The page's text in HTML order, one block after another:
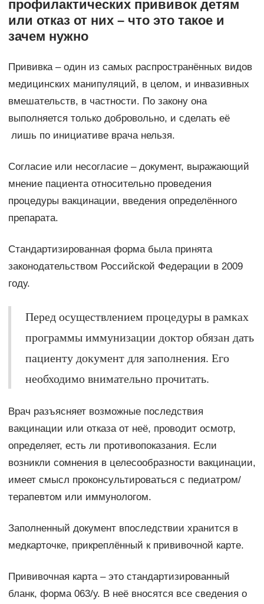
профилактических прививок детям
или отказ от них – что это такое и
зачем нужно
Прививка – один из самых распространённых видов
медицинских манипуляций, в целом, и инвазивных
вмешательств, в частности. По закону она
выполняется только добровольно, и сделать её
лишь по инициативе врача нельзя.
Согласие или несогласие – документ, выражающий
мнение пациента относительно проведения
процедуры вакцинации, введения определённого
препарата.
Стандартизированная форма была принята
законодательством Российской Федерации в 2009
году.
Перед осуществлением процедуры в рамках
программы иммунизации доктор обязан дать
пациенту документ для заполнения. Его
необходимо внимательно прочитать.
Врач разъясняет возможные последствия
вакцинации или отказа от неё, проводит осмотр,
определяет, есть ли противопоказания. Если
возникли сомнения в целесообразности вакцинации,
имеет смысл проконсультироваться с педиатром/
терапевтом или иммунологом.
Заполненный документ впоследствии хранится в
медкарточке, прикреплённый к прививочной карте.
Прививочная карта – это стандартизированный
бланк, форма 063/у. В неё вносятся все сведения о